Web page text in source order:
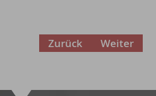
Zurück Weiter